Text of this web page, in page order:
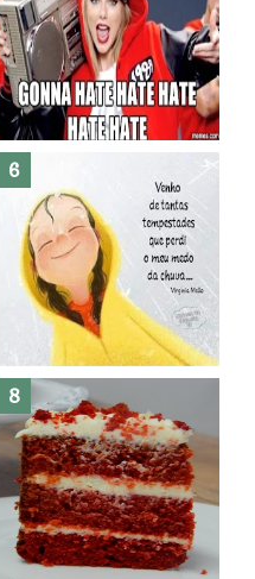
Posso congelar bolo ??
Haters, como surgiram?